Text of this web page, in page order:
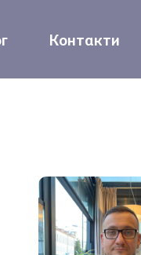
Контакти